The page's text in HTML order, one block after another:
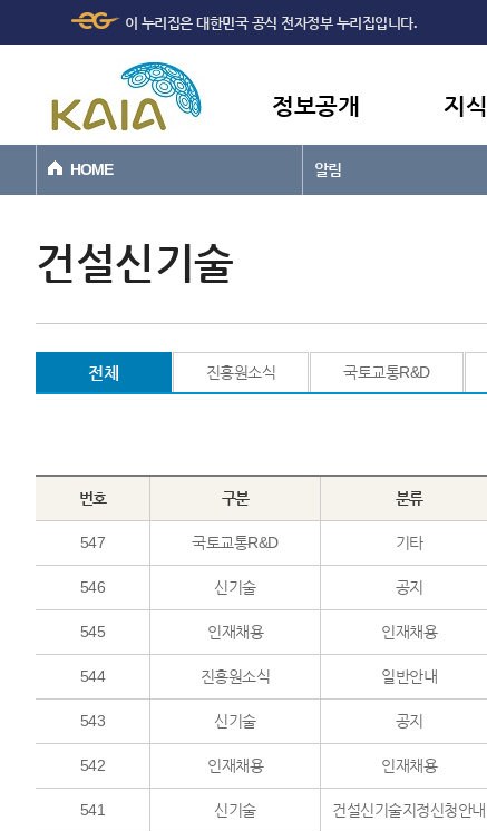
본문바로가기
이 누리집은 대한민국 공식 전자정부 누리집입니다.
정보공개 지식
HOME 알림
건설신기술
전체 진흥원소식 국토교통R&D
번호 구분 분류
547 국토교통R&D 기타
546 신기술 공지
545 인재채용 인재채용
544 진흥원소식 일반안내
543 신기술 공지
542 인재채용 인재채용
541 신기술 건설신기술지정신청안내